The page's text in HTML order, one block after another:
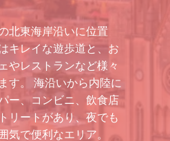
北東海岸沿いに位置
キレイな遊歩道と、お
やレストランなど様々
す。 海沿いから内陸に
ー、コンビニ、飲食店
リートがあり、夜でも
気で便利なエリア。